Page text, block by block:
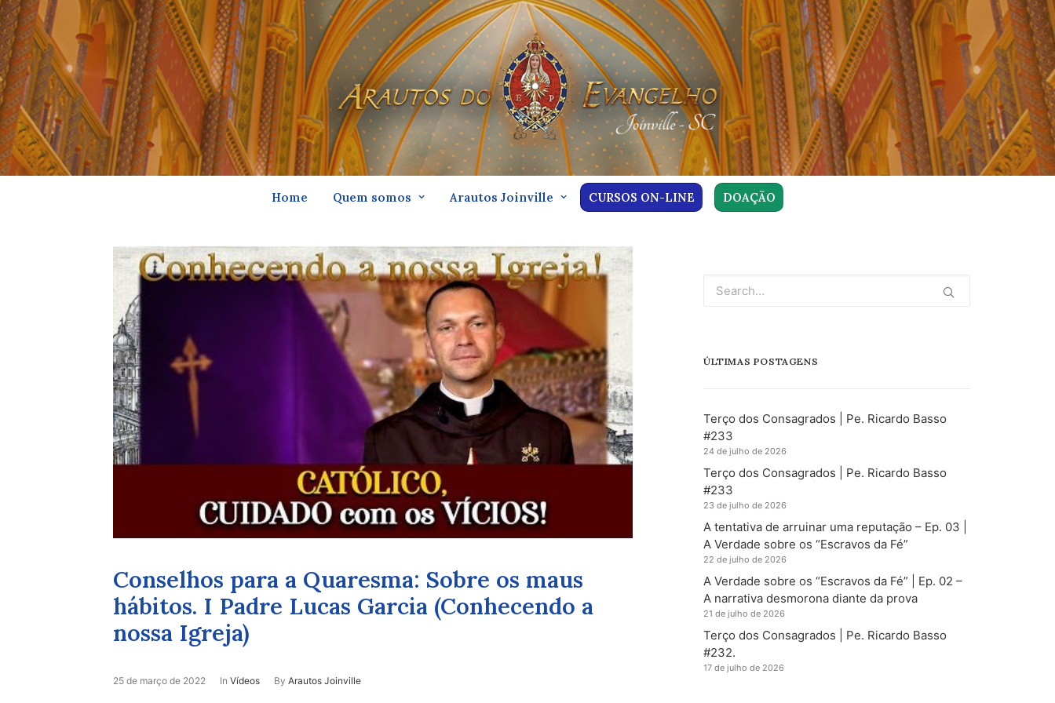
Home Quem somos Arautos Joinville CURSOS ON-LINE DOAÇÃO
Conselhos para a Quaresma: Sobre os maus
hábitos. I Padre Lucas Garcia (Conhecendo a
nossa Igreja)
25 de março de 2022 In Vídeos By Arautos Joinville
ÚLTIMAS POSTAGENS
Terço dos Consagrados | Pe. Ricardo Basso
#233
24 de julho de 2026
Terço dos Consagrados | Pe. Ricardo Basso
#233
23 de julho de 2026
A tentativa de arruinar uma reputação – Ep. 03 |
A Verdade sobre os “Escravos da Fé”
22 de julho de 2026
A Verdade sobre os “Escravos da Fé” | Ep. 02 –
A narrativa desmorona diante da prova
21 de julho de 2026
Terço dos Consagrados | Pe. Ricardo Basso
#232.
17 de julho de 2026